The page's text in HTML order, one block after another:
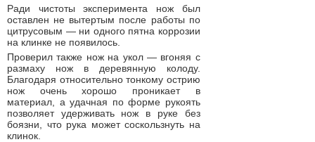
Ради чистоты эксперимента нож был
оставлен не вытертым после работы по
цитрусовым — ни одного пятна коррозии
на клинке не появилось.
Проверил также нож на укол — вгоняя с
размаху нож в деревянную колоду.
Благодаря относительно тонкому острию
нож очень хорошо проникает в
материал, а удачная по форме рукоять
позволяет удерживать нож в руке без
боязни, что рука может соскользнуть на
клинок.